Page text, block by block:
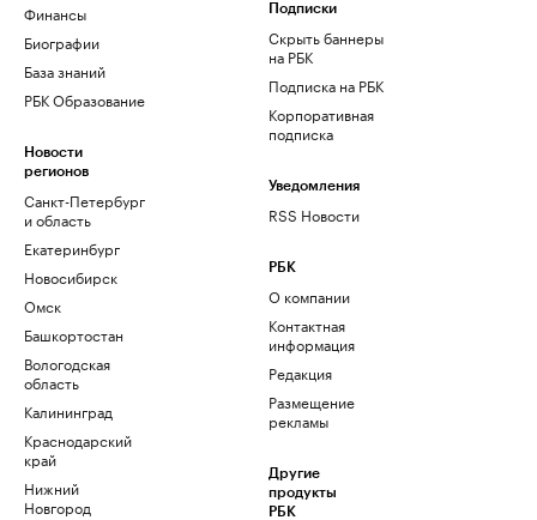
Финансы
Биографии
База знаний
РБК Образование
Новости
регионов
Санкт-Петербург
и область
Екатеринбург
Новосибирск
Омск
Башкортостан
Вологодская
область
Калининград
Краснодарский
край
Нижний
Новгород
Подписки
Скрыть баннеры
на РБК
Подписка на РБК
Корпоративная
подписка
Уведомления
RSS Новости
РБК
О компании
Контактная
информация
Редакция
Размещение
рекламы
Другие
продукты
РБК